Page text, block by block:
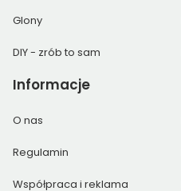
Glony
DIY - zrób to sam
Informacje
O nas
Regulamin
Współpraca i reklama